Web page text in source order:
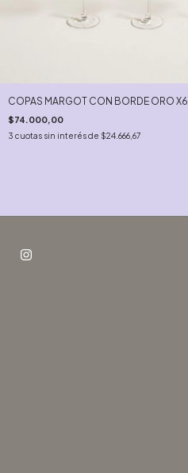
COPAS MARGOT CON BORDE ORO X6
$74.000,00
3 cuotas sin interés de $24.666,67